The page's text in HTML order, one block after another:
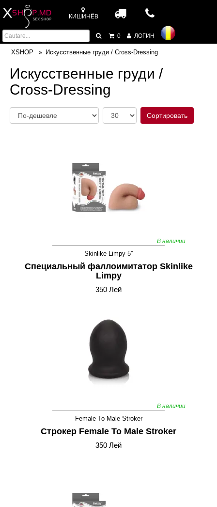
КИШИНЁВ
0 ЛОГИН
XSHOP Искусственные груди / Cross-Dressing
Искусственные груди /
Cross-Dressing
Сортировать
В наличии
Skinlike Limpy 5''
Специальный фаллоимитатор Skinlike
Limpy
350 Лей
В наличии
Female To Male Stroker
Строкер Female To Male Stroker
350 Лей